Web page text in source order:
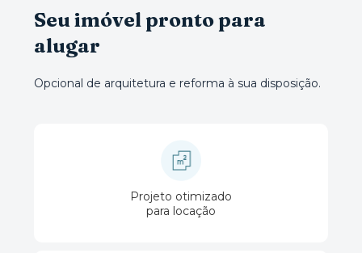
Seu imóvel pronto para
alugar
Opcional de arquitetura e reforma à sua disposição.
Projeto otimizado
para locação